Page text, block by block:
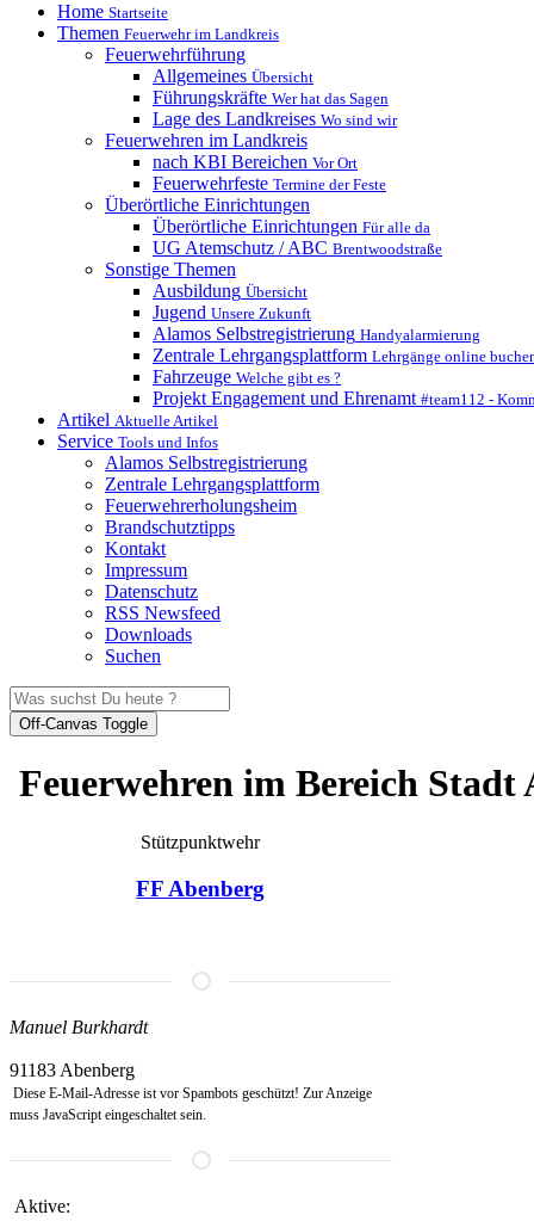
Home Startseite
Themen Feuerwehr im Landkreis
Feuerwehrführung
Allgemeines Übersicht
Führungskräfte Wer hat das Sagen
Lage des Landkreises Wo sind wir
Feuerwehren im Landkreis
nach KBI Bereichen Vor Ort
Feuerwehrfeste Termine der Feste
Überörtliche Einrichtungen
Überörtliche Einrichtungen Für alle da
UG Atemschutz / ABC Brentwoodstraße
Sonstige Themen
Ausbildung Übersicht
Jugend Unsere Zukunft
Alamos Selbstregistrierung Handyalarmierung
Zentrale Lehrgangsplattform Lehrgänge online
Fahrzeuge Welche gibt es ?
Projekt Engagement und Ehrenamt #team112 -
Artikel Aktuelle Artikel
Service Tools und Infos
Alamos Selbstregistrierung
Zentrale Lehrgangsplattform
Feuerwehrerholungsheim
Brandschutztipps
Kontakt
Impressum
Datenschutz
RSS Newsfeed
Downloads
Suchen
Off-Canvas Toggle
Feuerwehren im Bereich Stadt
Stützpunktwehr
FF Abenberg
Manuel Burkhardt
91183 Abenberg
Diese E-Mail-Adresse ist vor Spambots geschützt! Zur Anzeige
muss JavaScript eingeschaltet sein.
Aktive: